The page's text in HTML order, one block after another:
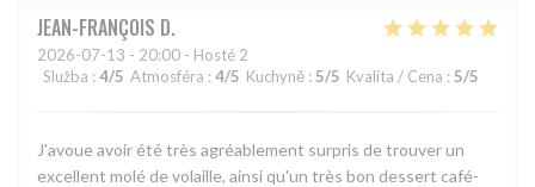
JEAN-FRANÇOIS D
2026-07-13 - 20:00 - Hosté 2
Služba : 4/5 Atmosféra : 4/5 Kuchyně : 5/5 Kvalita / Cena : 5/5
J'avoue avoir été très agréablement surpris de trouver un
excellent molé de volaille, ainsi qu'un très bon dessert café-